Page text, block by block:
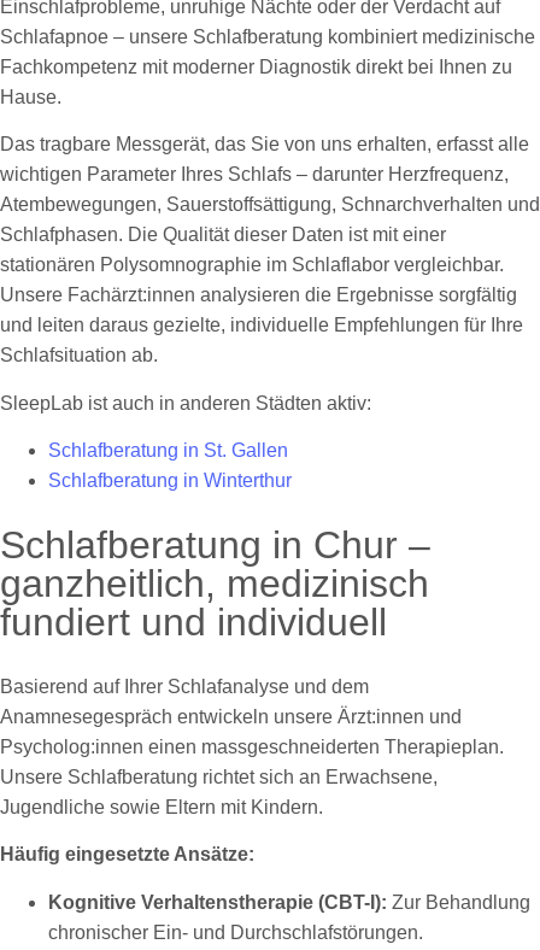
Einschlafprobleme, unruhige Nächte oder der Verdacht auf
Schlafapnoe – unsere Schlafberatung kombiniert medizinische
Fachkompetenz mit moderner Diagnostik direkt bei Ihnen zu
Hause.
Das tragbare Messgerät, das Sie von uns erhalten, erfasst alle
wichtigen Parameter Ihres Schlafs – darunter Herzfrequenz,
Atembewegungen, Sauerstoffsättigung, Schnarchverhalten und
Schlafphasen. Die Qualität dieser Daten ist mit einer
stationären Polysomnographie im Schlaflabor vergleichbar.
Unsere Fachärzt:innen analysieren die Ergebnisse sorgfältig
und leiten daraus gezielte, individuelle Empfehlungen für Ihre
Schlafsituation ab.
SleepLab ist auch in anderen Städten aktiv:
Schlafberatung in St. Gallen
Schlafberatung in Winterthur
Schlafberatung in Chur –
ganzheitlich, medizinisch
fundiert und individuell
Basierend auf Ihrer Schlafanalyse und dem
Anamnesegespräch entwickeln unsere Ärzt:innen und
Psycholog:innen einen massgeschneiderten Therapieplan.
Unsere Schlafberatung richtet sich an Erwachsene,
Jugendliche sowie Eltern mit Kindern.
Häufig eingesetzte Ansätze:
Kognitive Verhaltenstherapie (CBT-I): Zur Behandlung
chronischer Ein- und Durchschlafstörungen.